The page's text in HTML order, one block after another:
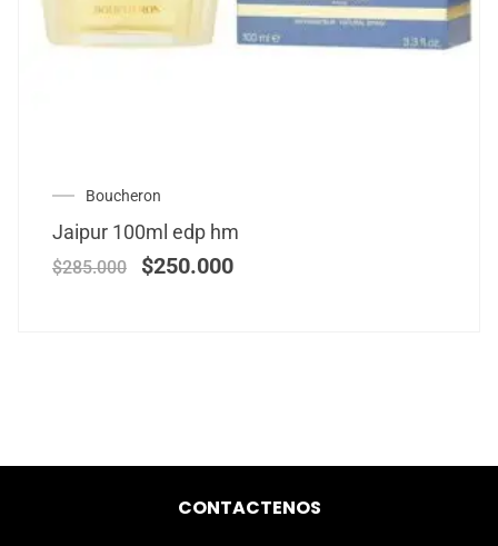
Boucheron
Jaipur 100ml edp hm
$285.000 $250.000
CONTACTENOS